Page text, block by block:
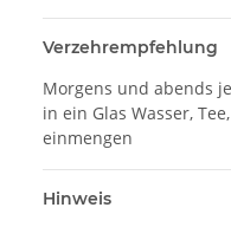
Verzehrempfehlung
Morgens und abends
in ein Glas Wasser,
einmengen
Hinweis